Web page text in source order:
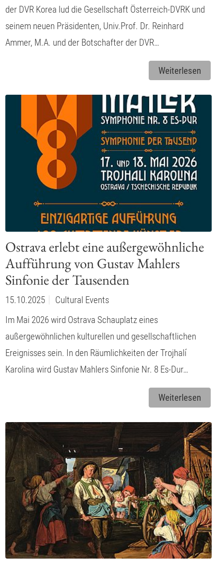
der DVR Korea lud die Gesellschaft Österreich-DVRK und
seinem neuen Präsidenten, Univ.Prof. Dr. Reinhard
Ammer, M.A. und der Botschafter der DVR…
Weiterlesen
Ostrava erlebt eine außergewöhnliche
Aufführung von Gustav Mahlers
Sinfonie der Tausenden
15.10.2025
Cultural Events
Im Mai 2026 wird Ostrava Schauplatz eines
außergewöhnlichen kulturellen und gesellschaftlichen
Ereignisses sein. In den Räumlichkeiten der Trojhalí
Karolina wird Gustav Mahlers Sinfonie Nr. 8 Es-Dur…
Weiterlesen